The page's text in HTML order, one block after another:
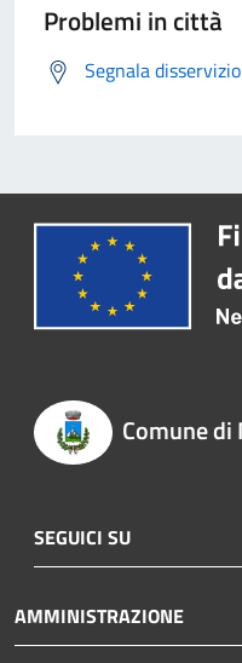
Problemi in città
Segnala disservizio
Comune
SEGUICI SU
AMMINISTRAZIONE